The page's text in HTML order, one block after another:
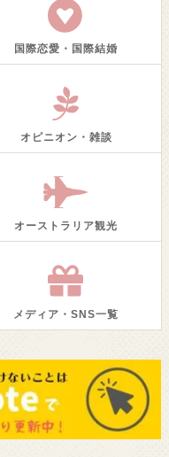
国際恋愛・国際結婚
オピニオン・雑談
オーストラリア観光
メディア・SNS一覧